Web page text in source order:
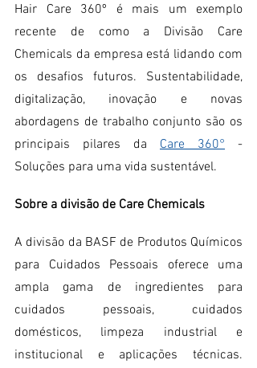
Hair Care 360º é mais um exemplo
recente de como a Divisão Care
Chemicals da empresa está lidando com
os desafios futuros. Sustentabilidade,
digitalização, inovação e novas
abordagens de trabalho conjunto são os
principais pilares da Care 360° -
Soluções para uma vida sustentável.
Sobre a divisão de Care Chemicals
A divisão da BASF de Produtos Químicos
para Cuidados Pessoais oferece uma
ampla gama de ingredientes para
cuidados pessoais, cuidados
domésticos, limpeza industrial e
institucional e aplicações técnicas.